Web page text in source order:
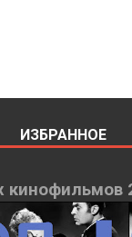
ИЗБРАННОЕ
кинофильмов